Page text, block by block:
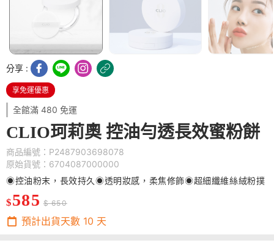
分享 :
享免運優惠
全館滿 480 免運
CLIO珂莉奧 控油勻透長效蜜粉餅
商品編號：P2487903698078
原始貨號：6704087000000
◉控油粉末，長效持久◉透明妝感，柔焦修飾◉超細纖維絲絨粉撲
$585 $ 650
預計出貨天數 10 天